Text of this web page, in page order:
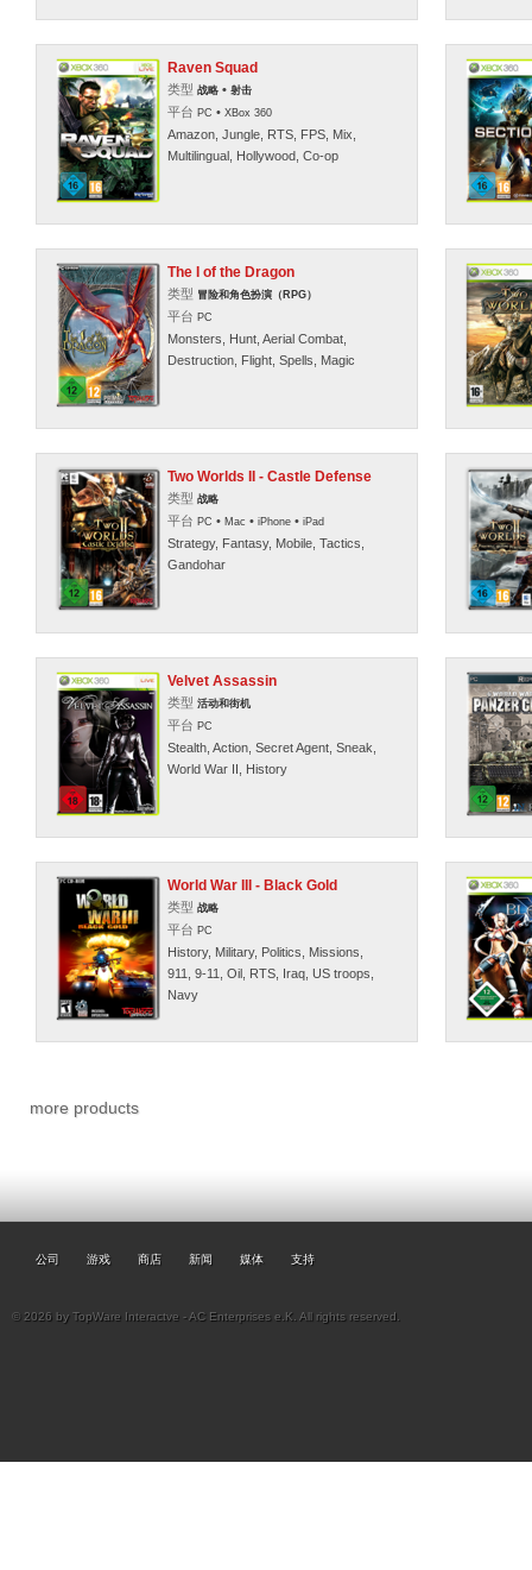
Raven Squad
类型 战略 • 射击
平台 PC • XBox 360
Amazon, Jungle, RTS, FPS, Mix,
Multilingual, Hollywood, Co-op
The I of the Dragon
类型 冒险和角色扮演（RPG）
平台 PC
Monsters, Hunt, Aerial Combat,
Destruction, Flight, Spells, Magic
Two Worlds II - Castle Defense
类型 战略
平台 PC • Mac • iPhone • iPad
Strategy, Fantasy, Mobile, Tactics,
Gandohar
Velvet Assassin
类型 活动和街机
平台 PC
Stealth, Action, Secret Agent, Sneak,
World War II, History
World War III - Black Gold
类型 战略
平台 PC
History, Military, Politics, Missions,
911, 9-11, Oil, RTS, Iraq, US troops,
Navy
more products
公司 游戏 商店 新闻 媒体 支持
© 2026 by TopWare Interactve - AC Enterprises e.K. All rights reserved.